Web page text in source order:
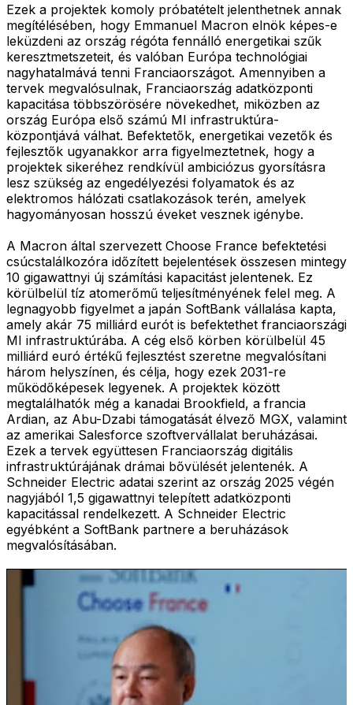
Ezek a projektek komoly próbatételt jelenthetnek annak
megítélésében, hogy Emmanuel Macron elnök képes-e
leküzdeni az ország régóta fennálló energetikai szűk
keresztmetszeteit, és valóban Európa technológiai
nagyhatalmává tenni Franciaországot. Amennyiben a
tervek megvalósulnak, Franciaország adatközponti
kapacitása többszörösére növekedhet, miközben az
ország Európa első számú MI infrastruktúra-
központjává válhat. Befektetők, energetikai vezetők és
fejlesztők ugyanakkor arra figyelmeztetnek, hogy a
projektek sikeréhez rendkívül ambiciózus gyorsításra
lesz szükség az engedélyezési folyamatok és az
elektromos hálózati csatlakozások terén, amelyek
hagyományosan hosszú éveket vesznek igénybe.
A Macron által szervezett Choose France befektetési
csúcstalálkozóra időzített bejelentések összesen mintegy
10 gigawattnyi új számítási kapacitást jelentenek. Ez
körülbelül tíz atomerőmű teljesítményének felel meg. A
legnagyobb figyelmet a japán SoftBank vállalása kapta,
amely akár 75 milliárd eurót is befektethet franciaországi
MI infrastruktúrába. A cég első körben körülbelül 45
milliárd euró értékű fejlesztést szeretne megvalósítani
három helyszínen, és célja, hogy ezek 2031-re
működőképesek legyenek. A projektek között
megtalálhatók még a kanadai Brookfield, a francia
Ardian, az Abu-Dzabi támogatását élvező MGX, valamint
az amerikai Salesforce szoftvervállalat beruházásai.
Ezek a tervek együttesen Franciaország digitális
infrastruktúrájának drámai bővülését jelentenék. A
Schneider Electric adatai szerint az ország 2025 végén
nagyjából 1,5 gigawattnyi telepített adatközponti
kapacitással rendelkezett. A Schneider Electric
egyébként a SoftBank partnere a beruházások
megvalósításában.